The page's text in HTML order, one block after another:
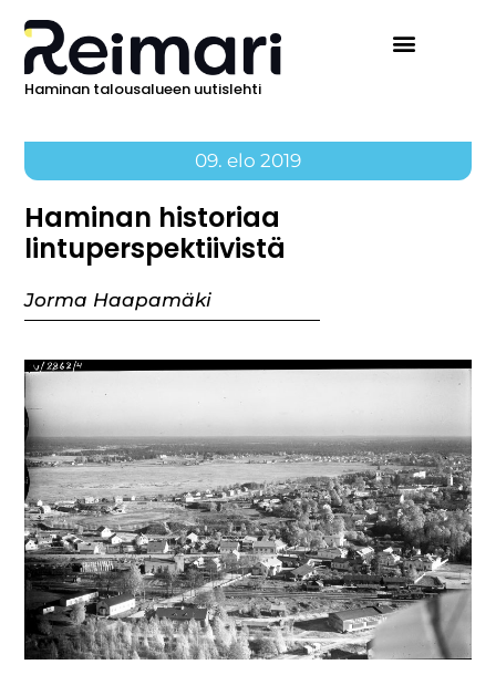
Haminan talousalueen uutislehti
09. elo 2019
Haminan historiaa
lintuperspektiivistä
Jorma Haapamäki